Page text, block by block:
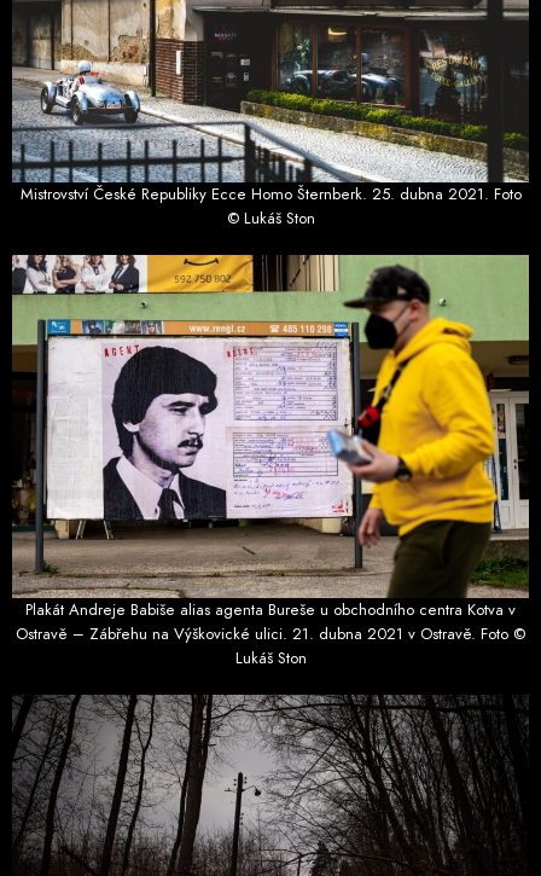
Mistrovství České Republiky Ecce Homo Šternberk. 25. dubna 2021. Foto
© Lukáš Ston
Plakát Andreje Babiše alias agenta Bureše u obchodního centra Kotva v
Ostravě – Zábřehu na Výškovické ulici. 21. dubna 2021 v Ostravě. Foto ©
Lukáš Ston